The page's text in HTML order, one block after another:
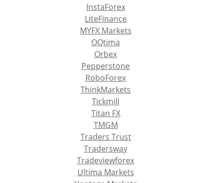
InstaForex
LiteFinance
MYFX Markets
OQtima
Orbex
Pepperstone
RoboForex
ThinkMarkets
Tickmill
Titan FX
TMGM
Traders Trust
Tradersway
Tradeviewforex
Ultima Markets